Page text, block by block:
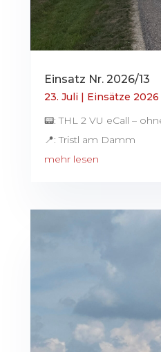
Einsatz Nr. 2026/13
23. Juli | Einsätze 2026
📟: THL 2 VU eCall –
📍: Tristl am Damm
mehr lesen